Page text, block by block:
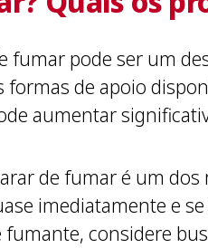
fumar pode ser um
de apoio
aumentar
de fumar é um
imediatamente e
fumante, considere